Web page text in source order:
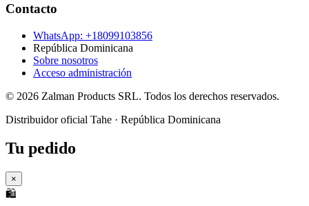
Contacto
WhatsApp: +18099103856
República Dominicana
Sobre nosotros
Acceso administración
© 2026 Zalman Products SRL. Todos los derechos reservados.
Distribuidor oficial Tahe · República Dominicana
Tu pedido
×
🛍️